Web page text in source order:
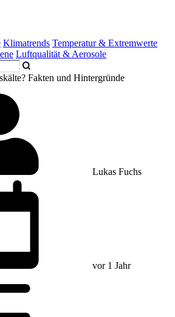
Klimatrends Temperatur & Extremwerte
Luftqualität & Aerosole
Fakten und Hintergründe
Lukas Fuchs
vor 1 Jahr